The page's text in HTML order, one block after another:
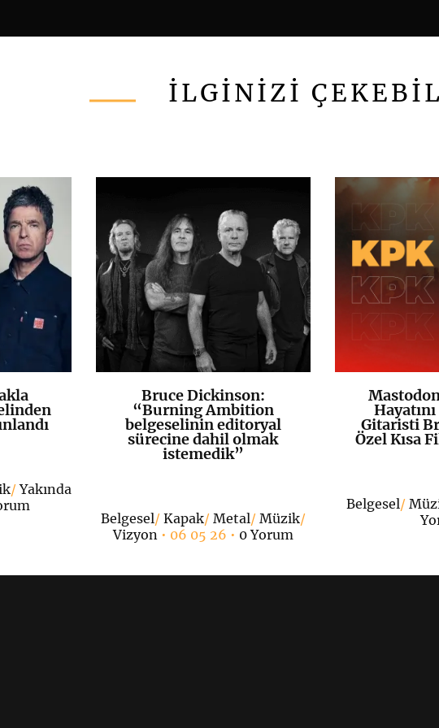
İLGİNİZİ
/Yakında
K+
Bruce Dickinson:
“Burning Ambition
belgeselinin editoryal
sürecine dahil olmak
istemedik”
Belgesel/ Kapak/ Metal/ Müzik/
Vizyon• 06 05 26 • 0 Yorum
Gitaristi
Özel Kısa
Belgesel/